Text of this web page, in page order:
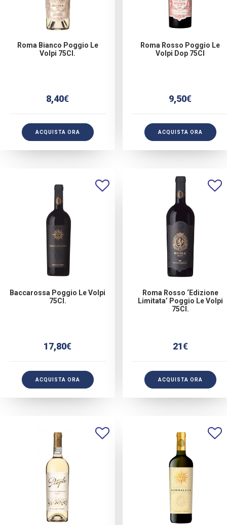
Roma Bianco Poggio Le
Volpi 75Cl.
8,40€
ACQUISTA ORA
Roma Rosso Poggio Le
Volpi Dop 75Cl
9,50€
ACQUISTA ORA
Baccarossa Poggio Le Volpi
75Cl.
17,80€
ACQUISTA ORA
Roma Rosso ‘Edizione
Limitata’ Poggio Le Volpi
75Cl.
21€
ACQUISTA ORA